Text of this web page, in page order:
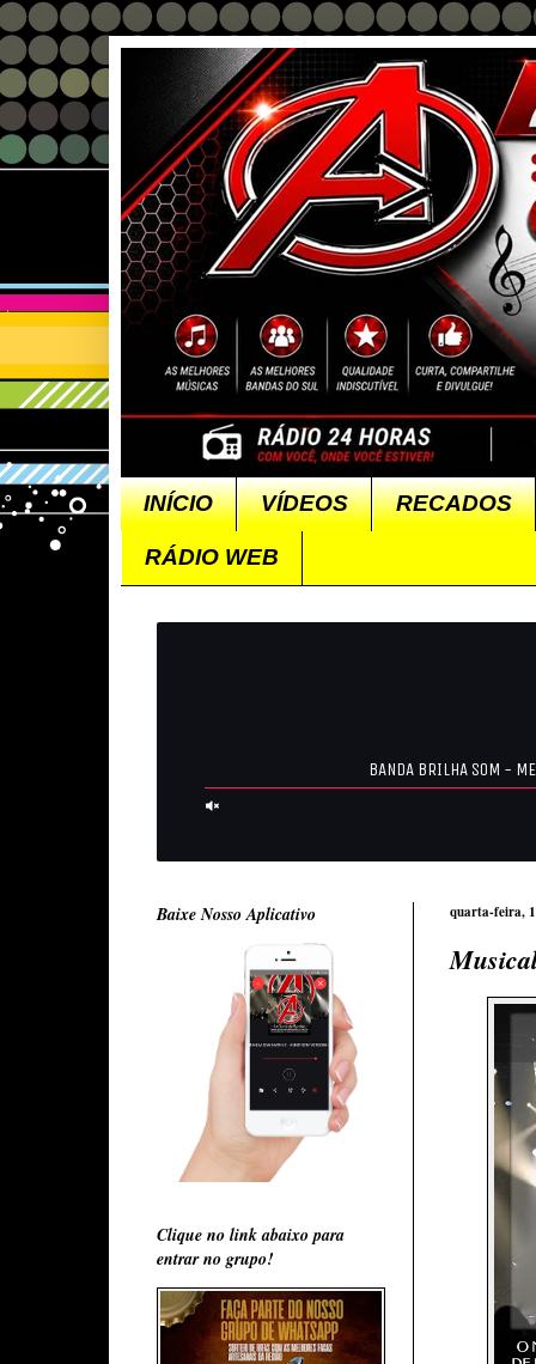
INÍCIO VÍDEOS RECADOS
RÁDIO WEB
quarta-feira,
Baixe Nosso Aplicativo
Clique no link abaixo para
entrar no grupo!